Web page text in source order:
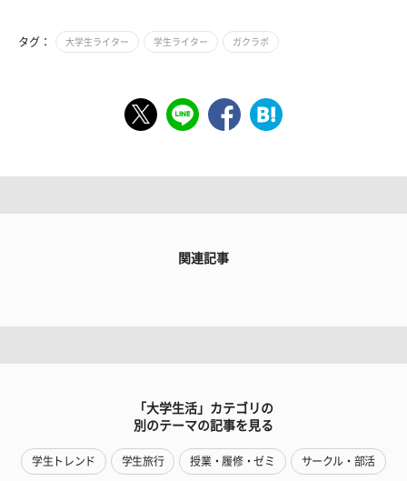
タグ： 大学生ライター 学生ライター ガクラボ
関連記事
「大学生活」カテゴリの
別のテーマの記事を見る
学生トレンド 学生旅行 授業・履修・ゼミ サークル・部活